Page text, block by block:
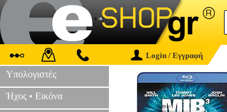
Login / Εγγραφή
Υπολογιστές
Ήχος • Εικόνα